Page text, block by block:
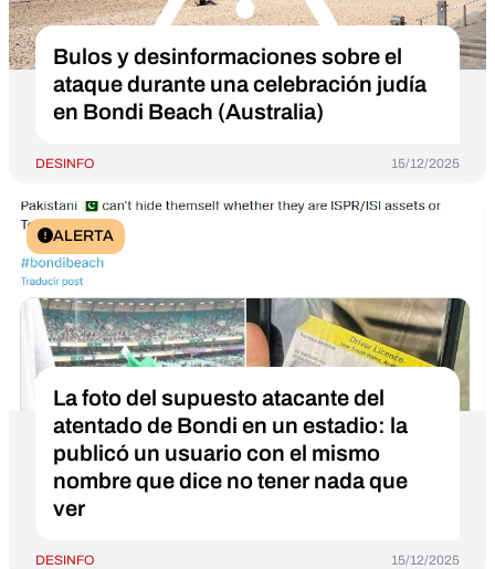
Bulos y desinformaciones sobre el
ataque durante una celebración judía
en Bondi Beach (Australia)
DESINFO 15/12/2025
ALERTA
La foto del supuesto atacante del
atentado de Bondi en un estadio: la
publicó un usuario con el mismo
nombre que dice no tener nada que
ver
DESINFO 15/12/2025